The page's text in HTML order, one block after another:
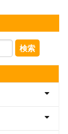
検索